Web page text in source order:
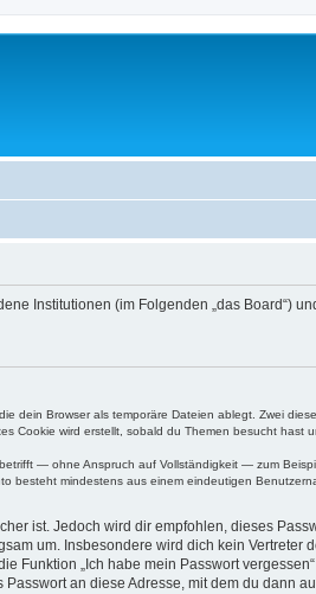
Institutionen (im Folgenden „das Board“)
dein Browser als temporäre Dateien ablegt. Zwei
Cookie wird erstellt, sobald du Themen besucht
— ohne Anspruch auf Vollständigkeit — zum
mindestens aus einem eindeutigen
ist. Jedoch wird dir empfohlen, dieses
um. Insbesondere wird dich kein
Funktion „Ich habe mein Passwort
an diese Adresse, mit dem du dann